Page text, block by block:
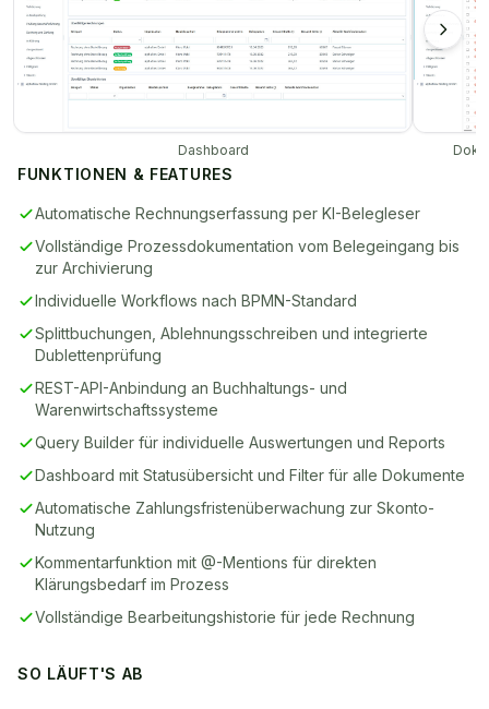
Dashboard
FUNKTIONEN & FEATURES
Automatische Rechnungserfassung per KI-Belegleser
Vollständige Prozessdokumentation vom Belegeingang bis
zur Archivierung
Individuelle Workflows nach BPMN-Standard
Splittbuchungen, Ablehnungsschreiben und integrierte
Dublettenprüfung
REST-API-Anbindung an Buchhaltungs- und
Warenwirtschaftssysteme
Query Builder für individuelle Auswertungen und Reports
Dashboard mit Statusübersicht und Filter für alle Dokumente
Automatische Zahlungsfristenüberwachung zur Skonto-
Nutzung
Kommentarfunktion mit @-Mentions für direkten
Klärungsbedarf im Prozess
Vollständige Bearbeitungshistorie für jede Rechnung
SO LÄUFT'S AB